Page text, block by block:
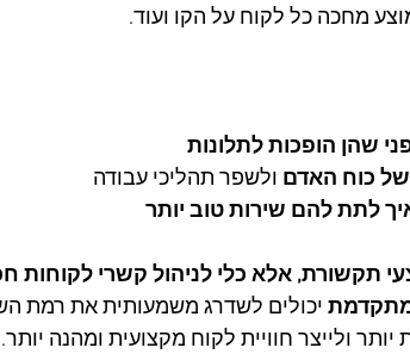
מחכה כל לקוח על הקו ועוד.
שהן הופכות לתלונות
של כוח האדם ולשפר תהליכי עבודה
לתת להם שירות טוב יותר
תקשורת, אלא כלי לניהול קשרי לקוחות
מתקדמת יכולים לשדרג משמעותית את רמת
ולייצר חוויית לקוח מקצועית ומהנה יותר.